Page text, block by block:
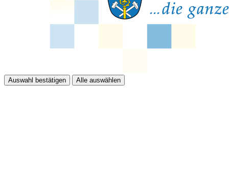
Auswahl bestätigen Alle auswählen